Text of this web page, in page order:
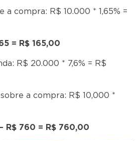
a compra: R$ 10.000 * 1,65% =
= R$ 165,00
R$ 20.000 * 7,6% = R$
a compra: R$ 10,000 *
R$ 760 = R$ 760,00